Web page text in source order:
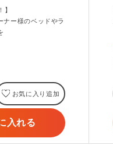
】
ナー様のベッドやラ
お気に入り追加
入れる